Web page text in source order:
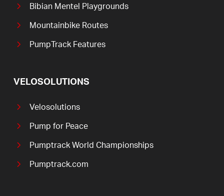
Bibian Mentel Playgrounds
Mountainbike Routes
PumpTrack Features
VELOSOLUTIONS
Velosolutions
Pump for Peace
Pumptrack World Championships
Pumptrack.com